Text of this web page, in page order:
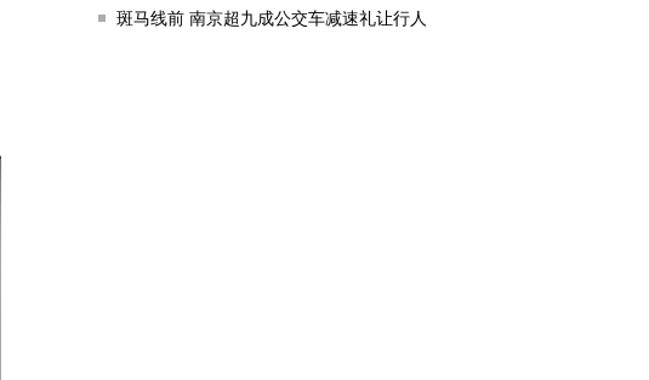
斑马线前 南京超九成公交车减速礼让行人